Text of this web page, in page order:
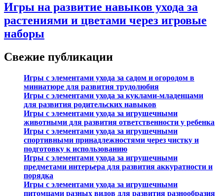
Игры на развитие навыков ухода за
растениями и цветами через игровые
наборы
Свежие публикации
Игры с элементами ухода за садом и огородом в
миниатюре для развития трудолюбия
Игры с элементами ухода за куклами-младенцами
для развития родительских навыков
Игры с элементами ухода за игрушечными
животными для развития ответственности у ребенка
Игры с элементами ухода за игрушечными
спортивными принадлежностями через чистку и
подготовку к использованию
Игры с элементами ухода за игрушечными
предметами интерьера для развития аккуратности и
порядка
Игры с элементами ухода за игрушечными
питомцами разных видов для развития разнообразия